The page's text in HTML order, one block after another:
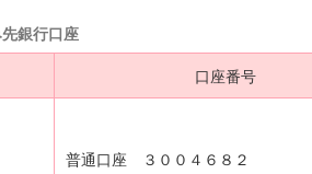
銀行口座
口座番号
普通口座 ３００４６８２